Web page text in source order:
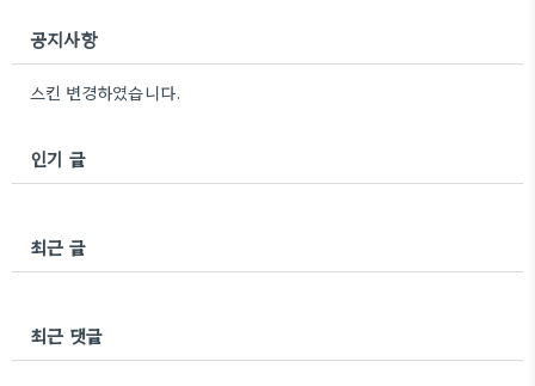
공지사항
스킨 변경하였습니다.
인기 글
최근 글
최근 댓글